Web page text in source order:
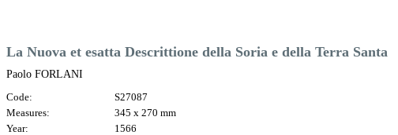
La Nuova et esatta Descrittione della Soria e della Terra Santa
Paolo FORLANI
Code:
S27087
Measures:
345 x 270 mm
Year:
1566